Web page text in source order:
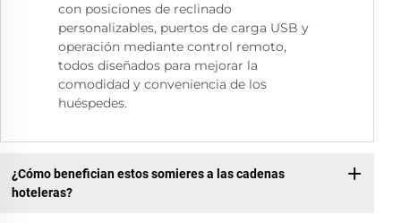
con posiciones de reclinado
personalizables, puertos de carga USB y
operación mediante control remoto,
todos diseñados para mejorar la
comodidad y conveniencia de los
huéspedes.
¿Cómo benefician estos somieres a las cadenas
hoteleras?